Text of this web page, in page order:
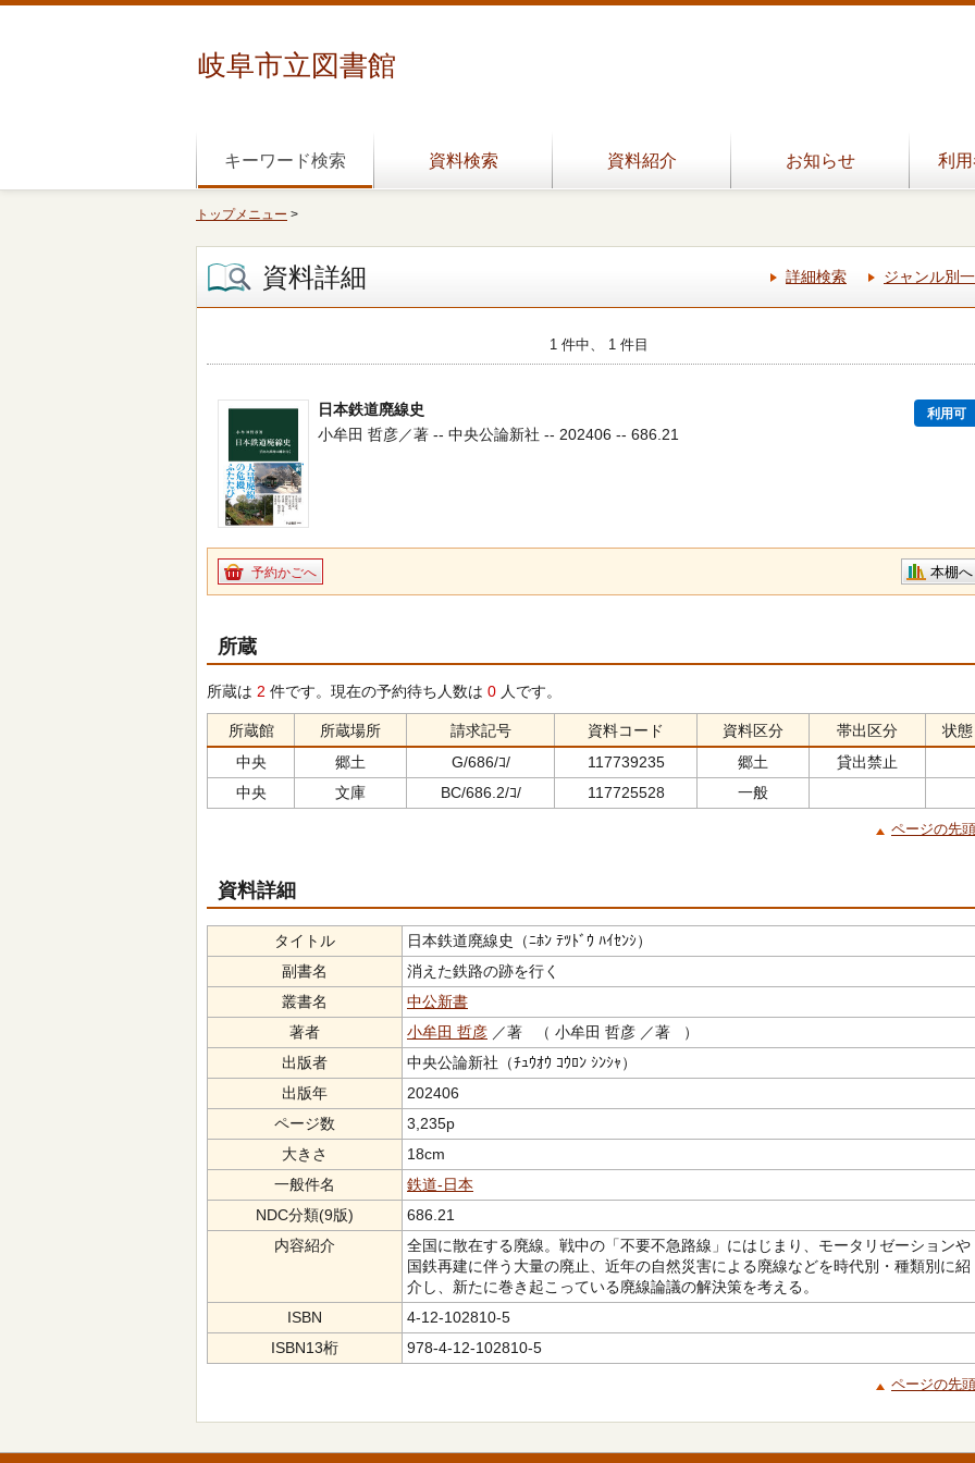
岐阜市立図書館
キーワード検索 資料検索 資料紹介 お知らせ 利
トップメニュー >
資料詳細 詳細検索 ジャンル別
1 件中、 1 件目
日本鉄道廃線史 利用可
小牟田 哲彦／著 -- 中央公論新社 -- 202406 -- 686.21
予約かごへ 本棚へ
所蔵
所蔵は 2 件です。現在の予約待ち人数は 0 人です。
所蔵館 所蔵場所 請求記号 資料コード 資料区分 帯出区分
状態
中央
郷土 G/686/ｺ/ 117739235 郷土
貸出禁止
中央
文庫 BC/686.2/ｺ/ 117725528 一般
ページの先
資料詳細
タイトル
日本鉄道廃線史（ﾆﾎﾝ ﾃﾂﾄﾞｳ ﾊｲｾﾝｼ）
副書名
消えた鉄路の跡を行く
叢書名
中公新書
著者
小牟田 哲彦 ／著 （ 小牟田 哲彦 ／著 ）
出版者
中央公論新社（ﾁｭｳｵｳ ｺｳﾛﾝ ｼﾝｼｬ）
出版年
202406
ページ数
3,235p
大きさ
18cm
一般件名
鉄道-日本
NDC分類(9版)
686.21
内容紹介
全国に散在する廃線。戦中の「不要不急路線」にはじまり、モータリゼーションや
国鉄再建に伴う大量の廃止、近年の自然災害による廃線などを時代別・種類別に紹
介し、新たに巻き起こっている廃線論議の解決策を考える。
ISBN
4-12-102810-5
ISBN13桁
978-4-12-102810-5
ページの先